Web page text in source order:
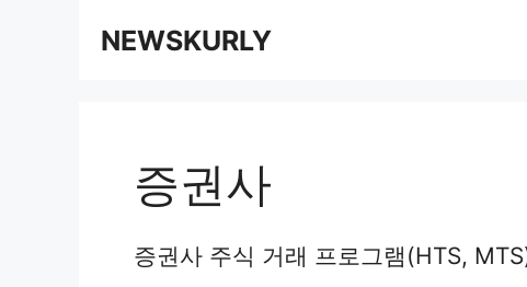
NEWSKURLY
증권사
증권사 주식 거래 프로그램(HTS,